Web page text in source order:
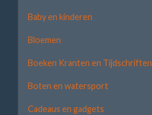
Baby en kinderen
Bloemen
Boeken Kranten en Tijdschriften
Boten en watersport
Cadeaus en gadgets